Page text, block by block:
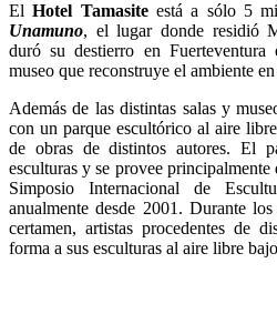
ElHotel Tamasiteestá a sólo 5
Unamuno, el lugar donde residió
duró su destierro en
museo que reconstruye el ambiente
Además de las distintas salas y
con un parque escultórico al aire
de obras de distintos autores. El
esculturas y se provee principalmente
Simposio Internacional de
anualmente desde 2001. Durante
certamen, artistas procedentes de
forma a sus esculturas al aire libre